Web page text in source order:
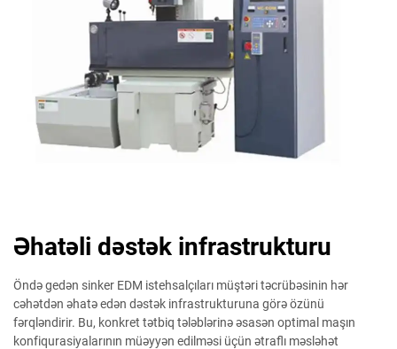
Əhatəli dəstək infrastrukturu
Öndə gedən sinker EDM istehsalçıları müştəri təcrübəsinin hər
cəhətdən əhatə edən dəstək infrastrukturuna görə özünü
fərqləndirir. Bu, konkret tətbiq tələblərinə əsasən optimal maşın
konfiqurasiyalarının müəyyən edilməsi üçün ətraflı məsləhət